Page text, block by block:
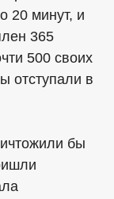
20 минут, и
365
500 своих
отступали в
бы